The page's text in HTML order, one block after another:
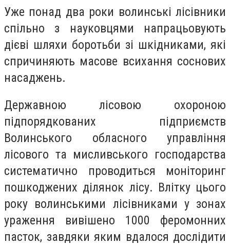
Уже понад два роки волинські лісівники
спільно з науковцями напрацьовують
дієві шляхи боротьби зі шкідниками, які
спричиняють масове всихання соснових
насаджень.
Державною лісовою охороною
підпорядкованих підприємств
Волинського обласного управління
лісового та мисливського господарства
систематично проводиться моніторинг
пошкоджених ділянок лісу. Влітку цього
року волинськими лісівниками у зонах
ураження вивішено 1000 феромонних
пасток, завдяки яким вдалося дослідити